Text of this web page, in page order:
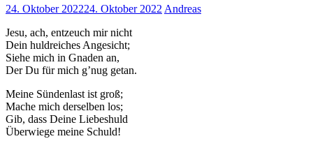
24. Oktober 202224. Oktober 2022 Andreas
Jesu, ach, entzeuch mir nicht
Dein huldreiches Angesicht;
Siehe mich in Gnaden an,
Der Du für mich g’nug getan.
Meine Sündenlast ist groß;
Mache mich derselben los;
Gib, dass Deine Liebeshuld
Überwiege meine Schuld!